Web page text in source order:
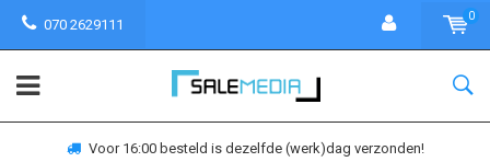
070 2629111
0
Voor 16:00 besteld is dezelfde (werk)dag verzonden!